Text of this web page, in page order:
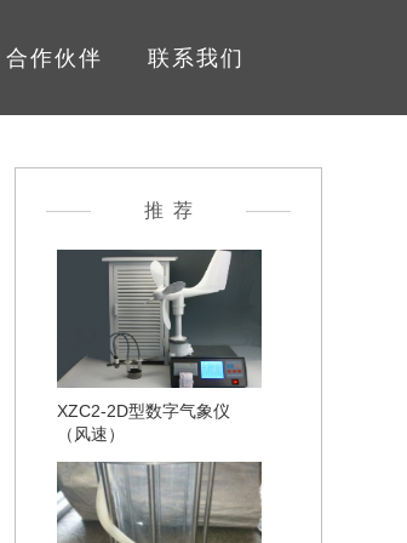
合作伙伴 联系我们
推 荐
XZC2-2D型数字气象仪
（风速）